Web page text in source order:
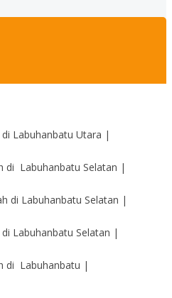
Labuhanbatu Utara |
di Labuhanbatu Selatan |
di Labuhanbatu Selatan |
Labuhanbatu Selatan |
di Labuhanbatu |